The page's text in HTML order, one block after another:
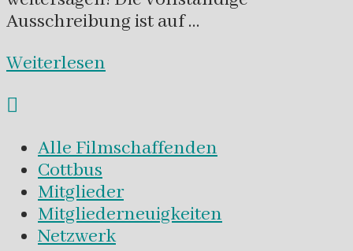
Ausschreibung ist auf …
Weiterlesen
Alle Filmschaffenden
Cottbus
Mitglieder
Mitgliederneuigkeiten
Netzwerk